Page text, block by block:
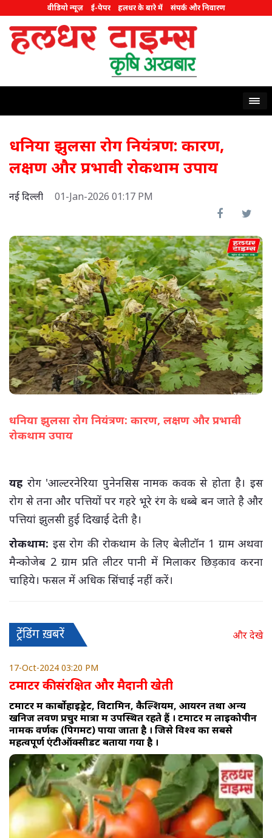
वीडियो न्यूज़ ई-पेपर हलधर के बारे में संपर्क और निवारण
धनिया झुलसा रोग नियंत्रण: कारण,
लक्षण और प्रभावी रोकथाम उपाय
नई दिल्ली 01-Jan-2026 01:17 PM
धनिया झुलसा रोग नियंत्रण: कारण, लक्षण और प्रभावी
रोकथाम उपाय
यह रोग 'आल्टरनेरिया पुनेनसिस नामक कवक से होता है। इस
रोग से तना और पत्तियों पर गहरे भूरे रंग के धब्बे बन जाते है और
पत्तियां झुलसी हुई दिखाई देती है।
रोकथाम: इस रोग की रोकथाम के लिए बेलीटॉन 1 ग्राम अथवा
मैन्कोजेब 2 ग्राम प्रति लीटर पानी में मिलाकर छिड़काव करना
चाहिये। फसल में अधिक सिंचाई नहीं करें।
ट्रेंडिंग ख़बरें और देखे
17-Oct-2024 03:20 PM
टमाटर की संरक्षित और मैदानी खेती
टमाटर में कार्बोहाइड्रेट, विटामिन, कैल्शियम, आयरन तथा अन्य
खनिज लवण प्रचुर मात्रा में उपस्थित रहते हैं । टमाटर में लाइकोपीन
नामक वर्णक (पिगमेंट) पाया जाता है । जिसे विश्व का सबसे
महत्वपूर्ण एंटीऑक्सीडेंट बताया गया है ।